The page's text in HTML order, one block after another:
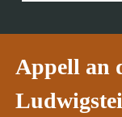
Appell an